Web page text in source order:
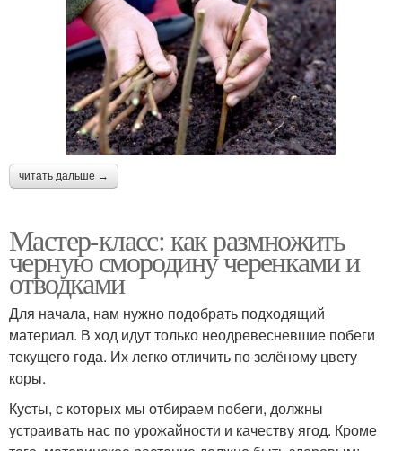
читать дальше →
Мастер-класс: как размножить
черную смородину черенками и
отводками
Для начала, нам нужно подобрать подходящий
материал. В ход идут только неодревесневшие побеги
текущего года. Их легко отличить по зелёному цвету
коры.
Кусты, с которых мы отбираем побеги, должны
устраивать нас по урожайности и качеству ягод. Кроме